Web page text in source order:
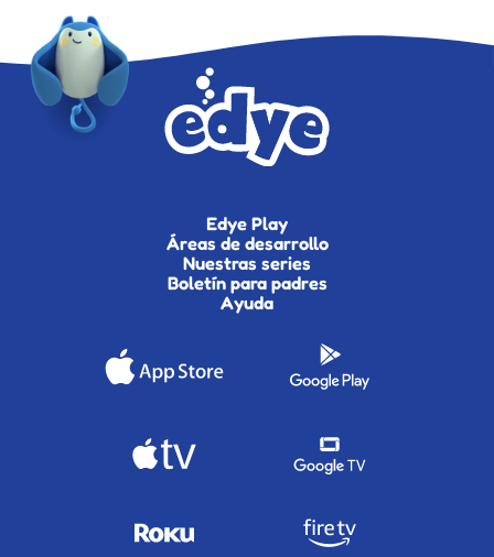
Edye Play
Áreas de desarrollo
Nuestras series
Boletín para padres
Ayuda